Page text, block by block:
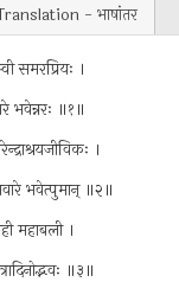
- भाषांतर
समरप्रियः ।
भवेन्नरः ॥१॥
।
भवेत्पुमान् ॥२॥
महाबली ।
॥३॥